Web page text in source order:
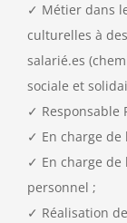
✓ Métier dans
culturelles à
salarié.es
sociale et
✓ Responsable
✓ En charge de
✓ En charge
personnel ;
✓ Réalisation